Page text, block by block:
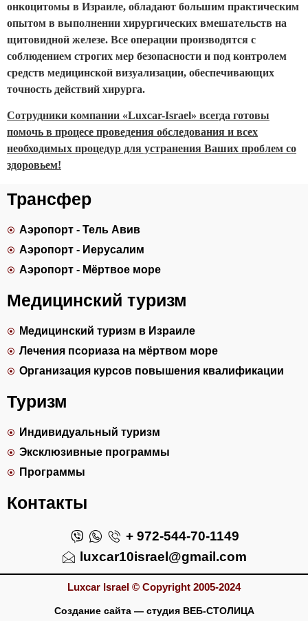
онкоцитомы в Израиле, обладают большим практическим
опытом в выполнении хирургических вмешательств на
щитовидной железе. Все операции производятся с
соблюдением строгих мер безопасности и под контролем
средств медицинской визуализации, обеспечивающих
точность действий хирурга.
Сотрудники компании «Luxcar-Israel» всегда готовы
помочь в процесе проведения обследования и всех
необходимых процедур для устранения Ваших проблем со
здоровьем!
Трансфер
Аэропорт - Тель Авив
Аэропорт - Иерусалим
Аэропорт - Мёртвое море
Медицинский туризм
Медицинский туризм в Израиле
Лечения псориаза на мёртвом море
Организация курсов повышения квалификации
Туризм
Индивидуальный туризм
Эксклюзивные программы
Программы
Контакты
+ 972-544-70-1149
luxcar10israel@gmail.com
Luxcar Israel © Copyright 2005-2024
Создание сайта— студия ВЕБ-СТОЛИЦА